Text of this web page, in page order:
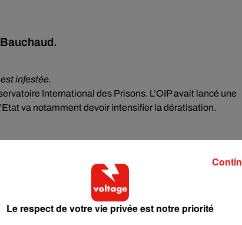
infestée.
International des Prisons. L’OIP avait lancé une
va notamment devoir intensifier la dératisation.
lutter contre la surpopulation carcérale. Au total, 33
voir le jour en Seine-st-Denis, dans le Val-de-
midi dans un restaurant du Blanc-Mesnil. Un tireur
Le respect de votre vie privée est notre priorité